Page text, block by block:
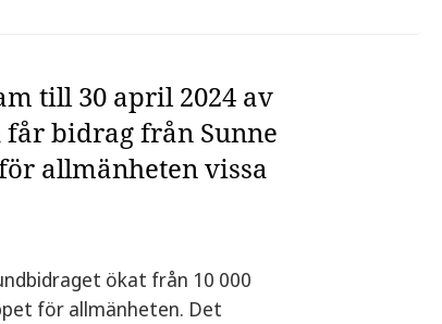
till 30 april 2024 av
bidrag från Sunne
allmänheten vissa
ökat från 10 000
för allmänheten. Det